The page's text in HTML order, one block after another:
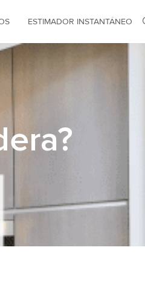
ESTIMADOR INSTANTÁNEO